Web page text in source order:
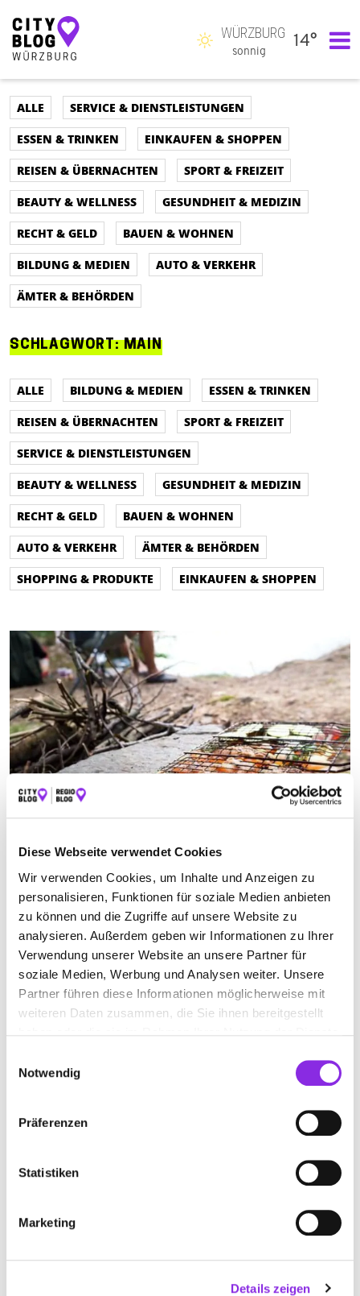
Diese Webseite verwendet Cookies
Wir verwenden Cookies, um Inhalte und Anzeigen zu
personalisieren, Funktionen für soziale Medien anbieten
zu können und die Zugriffe auf unsere Website zu
analysieren. Außerdem geben wir Informationen zu Ihrer
Verwendung unserer Website an unsere Partner für
soziale Medien, Werbung und Analysen weiter. Unsere
Partner führen diese Informationen möglicherweise mit
weiteren Daten zusammen, die Sie ihnen bereitgestellt
Notwendig
Präferenzen
Statistiken
Marketing
Details zeigen
Hauptnavigation
WÜRZBURG
sonnig
14°
ALLE
SERVICE & DIENSTLEISTUNGEN
ESSEN & TRINKEN
EINKAUFEN & SHOPPEN
REISEN & ÜBERNACHTEN
SPORT & FREIZEIT
BEAUTY & WELLNESS
GESUNDHEIT & MEDIZIN
RECHT & GELD
BAUEN & WOHNEN
BILDUNG & MEDIEN
AUTO & VERKEHR
ÄMTER & BEHÖRDEN
SCHLAGWORT:MAIN
ALLE BILDUNG & MEDIEN
ESSEN & TRINKEN
REISEN & ÜBERNACHTEN
SPORT & FREIZEIT
SERVICE & DIENSTLEISTUNGEN
BEAUTY & WELLNESS
GESUNDHEIT & MEDIZIN
RECHT & GELD
BAUEN & WOHNEN
AUTO & VERKEHR
ÄMTER & BEHÖRDEN
SHOPPING & PRODUKTE
EINKAUFEN & SHOPPEN
GRILLPLÄTZE IN WÜRZBURG UND DER
UMGEBUNG
Was gibt es Schöneres als an einem warmen Sommerabend am
Main zu sitzen und mit Freunden oder der Familie lecker zu grillen?
Wir haben fünf öffentliche Grillplätze im Stadtgebiet für euch
gesammelt, an denen das Grillen ganz unkompliziert möglich ist.
Mehr erfahren
WOHNMOBIL-STELLPLÄTZE IN WÜRZBURG …
Camping Stellplätze in und um Würzburg: sechs schöne Stellplätze